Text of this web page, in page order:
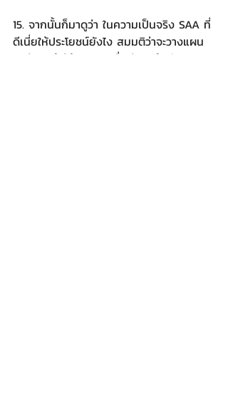
15. จากนั้นก็มาดูว่า ในความเป็นจริง SAA ที่
ดีเนี่ยให้ประโยชน์ยังไง สมมติว่าจะวางแผน
เกษียณให้มีเป้าหมายเพื่อมีเงินใช้หลัง